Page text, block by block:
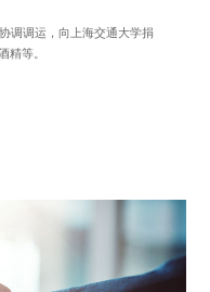
调调运，向上海交通大学捐
精等。